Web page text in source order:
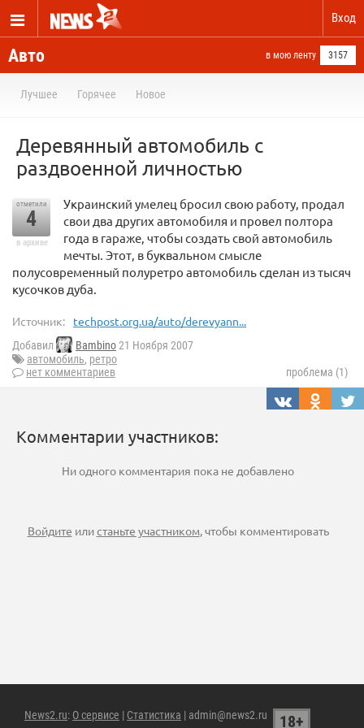
Вход
Авто в мою ленту 3157
Лучшее Горячее Новое
Деревянный автомобиль с
раздвоенной личностью
отметили
4
в архиве
Украинский умелец бросил свою работу, продал
свои два других автомобиля и провел полтора
года в гараже, чтобы создать свой автомобиль
мечты. Этот, в буквальном смысле
полусовременный полуретро автомобиль сделан из тысяч
кусочков дуба.
Источник: techpost.org.ua/auto/derevyann...
Добавил Bambino21 Ноября 2007
автомобиль, ретро
нет комментариев
проблема (1)
Комментарии участников:
Ни одного комментария пока не добавлено
Войдите илистаньте участником, чтобы комментировать
News2.ru: О сервисе | Статистика | admin@news2.ru 18+